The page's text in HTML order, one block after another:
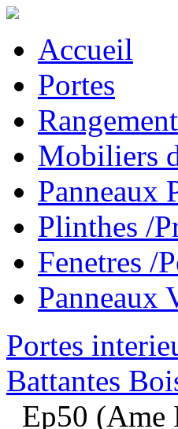
Accueil
Portes
Mobiliers
Panneaux
Plinthes /
Fenetres /
Panneaux
Portes
Battantes
_Ep50